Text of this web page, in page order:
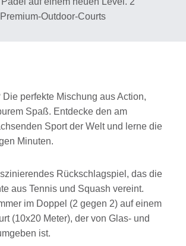
Premium-Outdoor-Courts
perfekte Mischung aus Action,
Spaß. Entdecke den am
Sport der Welt und lerne die
Minuten.
Rückschlagspiel, das die
aus Tennis und Squash vereint.
im Doppel (2 gegen 2) auf einem
(10x20 Meter), der von Glas- und
ist.